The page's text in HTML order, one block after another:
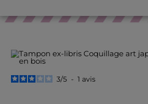
3/5 - 1 avis